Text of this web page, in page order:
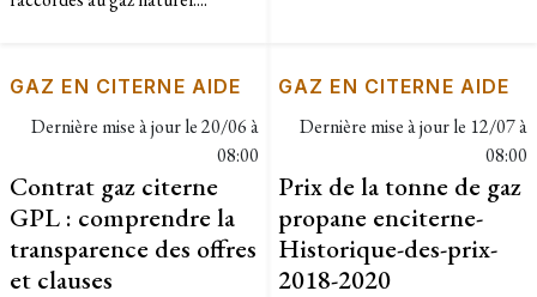
GAZ EN CITERNE AIDE
Dernière mise à jour le20/06 à
08:00
Contrat gaz citerne
GPL : comprendre la
transparence des offres
et clauses
GAZ EN CITERNE AIDE
Dernière mise à jour le 12/07 à
08:00
Prix de la tonne de gaz
propane enciterne-
Historique-des-prix-
2018-2020